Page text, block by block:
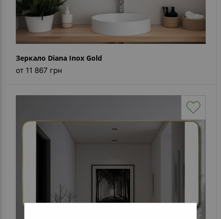
Зеркало Diana Inox Gold
от 11 867 грн